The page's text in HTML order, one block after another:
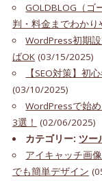
GOLDBLOG（ゴ
判・料金までわかり
WordPress初期
ばOK(03/15/2025)
【SEO対策】初
(03/10/2025)
WordPressで始
3選！ (02/06/2025)
カテゴリー: ツー
アイキャッチ画
でも簡単デザイン